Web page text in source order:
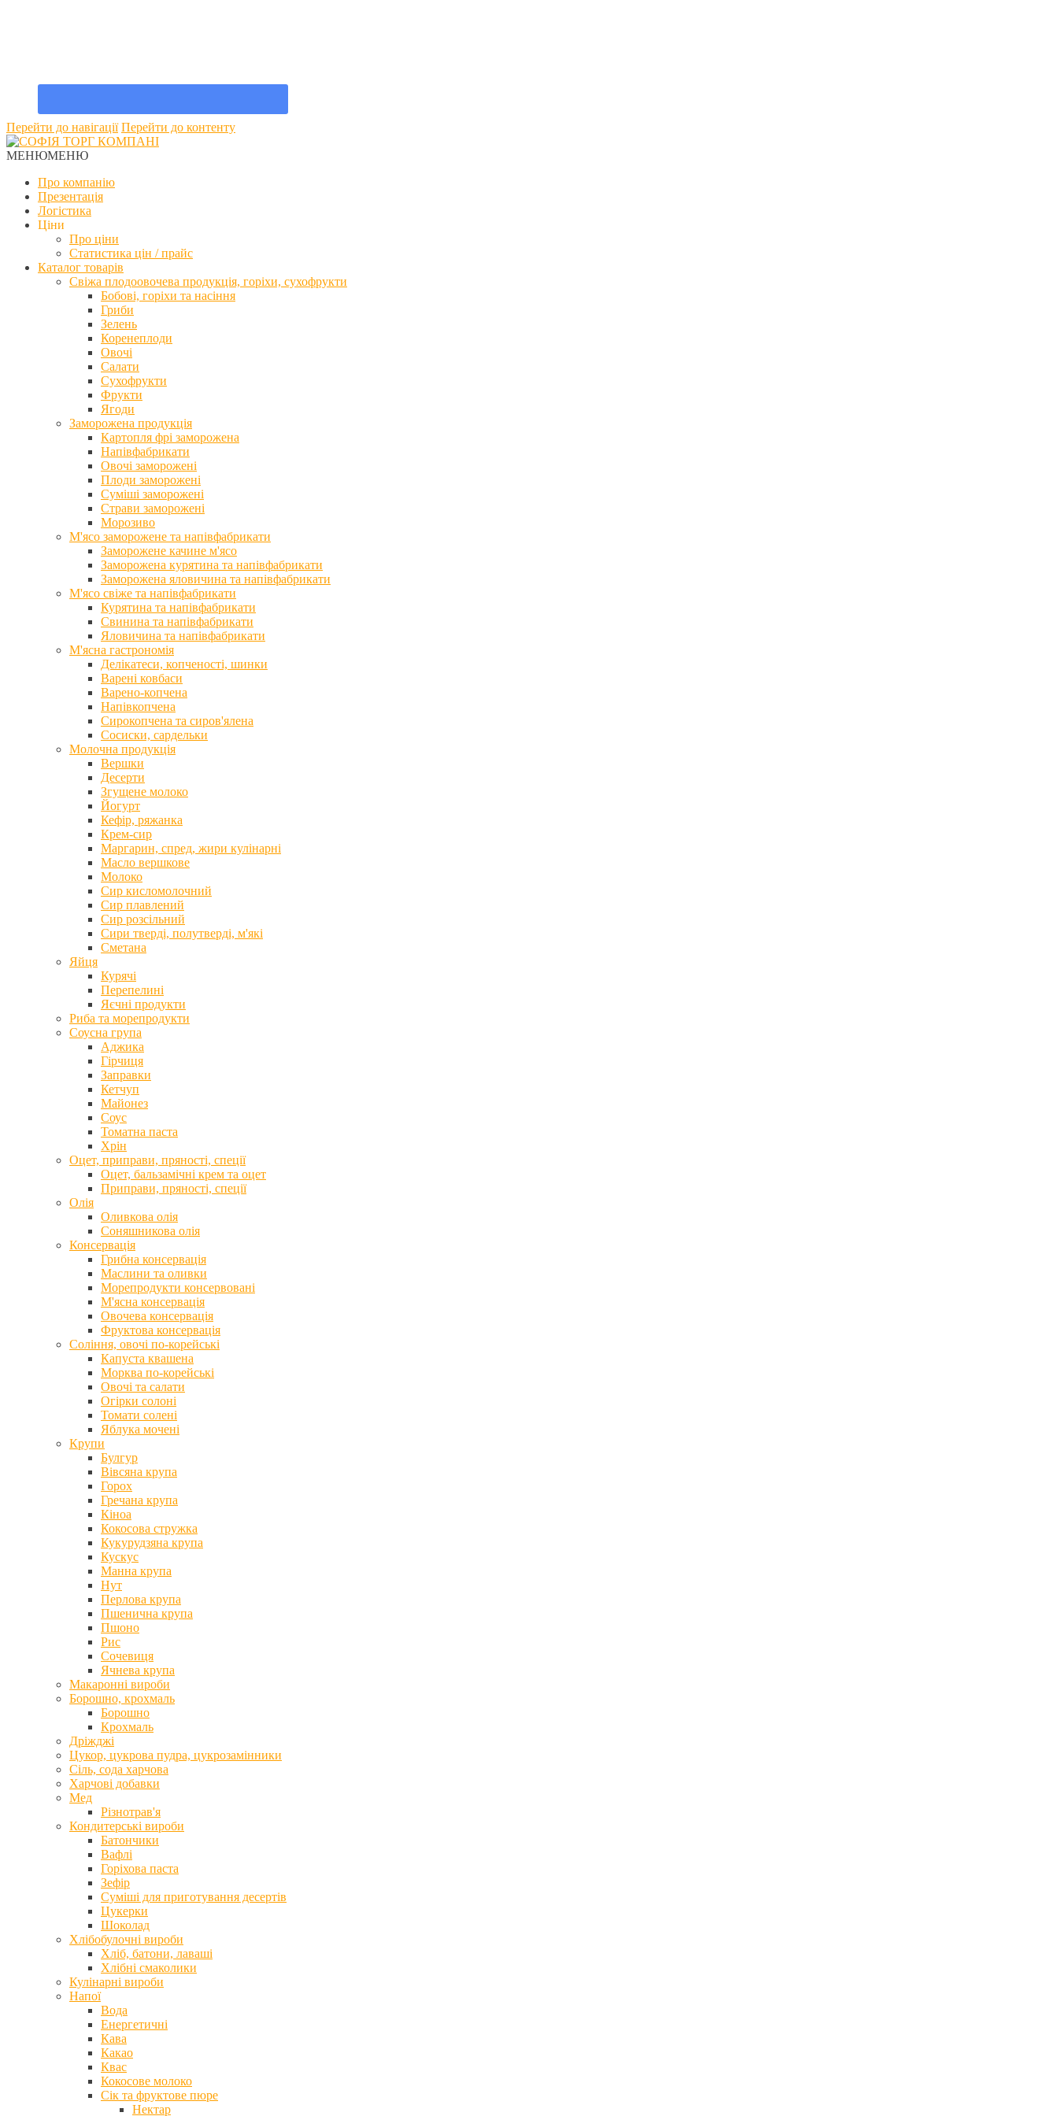
Перейти до навігації Перейти до контенту
МЕНЮМЕНЮ
Про компанію
Презентація
Логістика
Ціни
Про ціни
Статистика цін / прайс
Каталог товарів
Свіжа плодоовочева продукція, горіхи, сухофрукти
Бобові, горіхи та насіння
Гриби
Зелень
Коренеплоди
Овочі
Салати
Сухофрукти
Фрукти
Ягоди
Заморожена продукція
Картопля фрі заморожена
Напівфабрикати
Овочі заморожені
Плоди заморожені
Суміші заморожені
Страви заморожені
Морозиво
М'ясо заморожене та напівфабрикати
Заморожене качине м'ясо
Заморожена курятина та напівфабрикати
Заморожена яловичина та напівфабрикати
М'ясо свіже та напівфабрикати
Курятина та напівфабрикати
Свинина та напівфабрикати
Яловичина та напівфабрикати
М'ясна гастрономія
Делікатеси, копченості, шинки
Варені ковбаси
Варено-копчена
Напівкопчена
Сирокопчена та сиров'ялена
Сосиски, сардельки
Молочна продукція
Вершки
Десерти
Згущене молоко
Йогурт
Кефір, ряжанка
Крем-сир
Маргарин, спред, жири кулінарні
Масло вершкове
Молоко
Сир кисломолочний
Сир плавлений
Сир розсільний
Сири тверді, полутверді, м'які
Сметана
Яйця
Курячі
Перепелині
Яєчні продукти
Риба та морепродукти
Соусна група
Аджика
Гірчиця
Заправки
Кетчуп
Майонез
Соус
Томатна паста
Хрін
Оцет, приправи, пряності, спеції
Оцет, бальзамічні крем та оцет
Приправи, пряності, спеції
Олія
Оливкова олія
Соняшникова олія
Консервація
Грибна консервація
Маслини та оливки
Морепродукти консервовані
М'ясна консервація
Овочева консервація
Фруктова консервація
Соління, овочі по-корейські
Капуста квашена
Морква по-корейські
Овочі та салати
Огірки солоні
Томати солені
Яблука мочені
Крупи
Булгур
Вівсяна крупа
Горох
Гречана крупа
Кіноа
Кокосова стружка
Кукурудзяна крупа
Кускус
Манна крупа
Нут
Перлова крупа
Пшенична крупа
Пшоно
Рис
Сочевиця
Ячнева крупа
Макаронні вироби
Борошно, крохмаль
Борошно
Крохмаль
Дріжджі
Цукор, цукрова пудра, цукрозамінники
Сіль, сода харчова
Харчові добавки
Мед
Різнотрав'я
Кондитерські вироби
Батончики
Вафлі
Горіхова паста
Зефір
Суміші для приготування десертів
Цукерки
Шоколад
Хлібобулочні вироби
Хліб, батони, лаваші
Хлібні смаколики
Кулінарні вироби
Напої
Вода
Енергетичні
Кава
Какао
Квас
Кокосове молоко
Сік та фруктове пюре
Нектар